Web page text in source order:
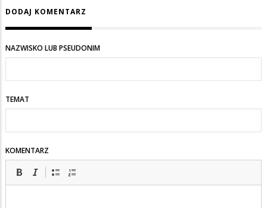
DODAJ KOMENTARZ
NAZWISKO LUB PSEUDONIM
TEMAT
KOMENTARZ